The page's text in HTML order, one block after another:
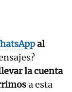
al
la cuenta
a esta